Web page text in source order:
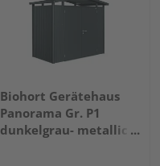
Biohort Gerätehaus
Panorama Gr. P1
dunkelgrau- metallic